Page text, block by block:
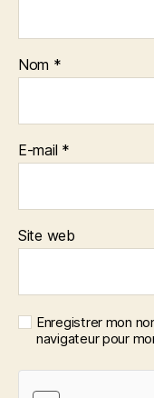
Nom *
E-mail *
Site web
Enregistrer mon
navigateur pour